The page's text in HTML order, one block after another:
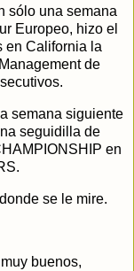
sólo una semana
Europeo, hizo el
en California la
de
semana siguiente
seguidilla de
en
se le mire.
buenos,